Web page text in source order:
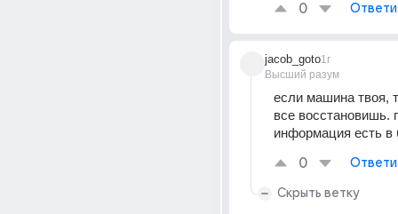
0
jacob_goto
Высший разум
1г
если машина твоя,
все восстановишь.
информация есть в
0
Скрыть ветку